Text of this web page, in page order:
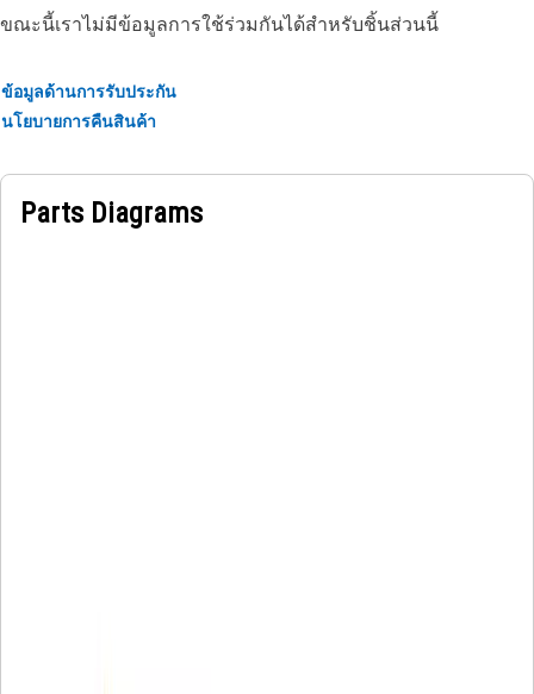
ขณะนี้เราไม่มีข้อมูลการใช้ร่วมกันได้สำหรับชิ้นส่วนนี้
ข้อมูลด้านการรับประกัน
นโยบายการคืนสินค้า
Parts Diagrams